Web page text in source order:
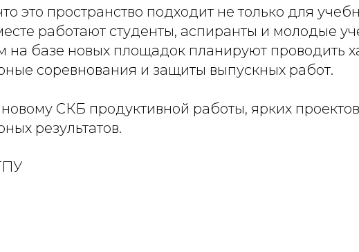
это пространство подходит не только для
работают студенты, аспиранты и молодые
на базе новых площадок планируют проводить
соревнования и защиты выпускных работ.
СКБ продуктивной работы, ярких
результатов.